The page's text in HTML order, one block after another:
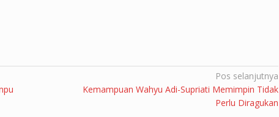
Pos selanjutnya
Kemampuan Wahyu Adi-Supriati Memimpin Tidak
Perlu Diragukan